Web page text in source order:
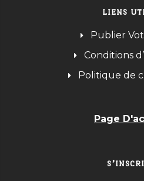
LIENS
Publier
Conditions
Politique de
Page